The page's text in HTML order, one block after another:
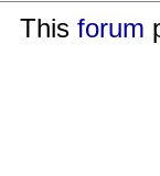
This forum